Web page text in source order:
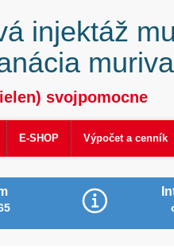
E-SHOP Výpočet a cenník
injektáž
muriva
svojpomocne